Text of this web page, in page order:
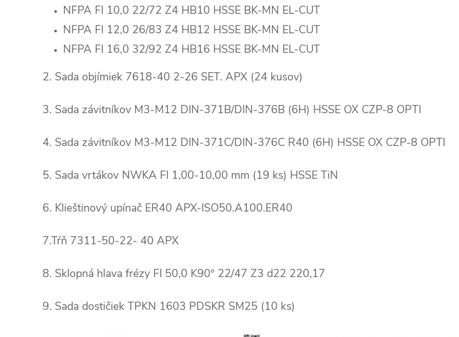
NFPA FI 10,0 22/72 Z4 HB10 HSSE BK-MN EL-CUT
NFPA FI 12,0 26/83 Z4 HB12 HSSE BK-MN EL-CUT
NFPA FI 16,0 32/92 Z4 HB16 HSSE BK-MN EL-CUT
2. Sada objímiek 7618-40 2-26 SET. APX (24 kusov)
3. Sada závitníkov M3-M12 DIN-371B/DIN-376B (6H) HSSE OX CZP-8 OPTI
4. Sada závitníkov M3-M12 DIN-371C/DIN-376C R40 (6H) HSSE OX CZP-8 OPTI
5. Sada vrtákov NWKA FI 1,00-10,00 mm (19 ks) HSSE TiN
6. Klieštinový upínač ER40 APX-ISO50.A100.ER40
7.Tŕň 7311-50-22- 40 APX
8. Sklopná hlava frézy FI 50,0 K90° 22/47 Z3 d22 220,17
9. Sada dostičiek TPKN 1603 PDSKR SM25 (10 ks)